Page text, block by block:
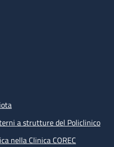
a strutture del Policlinico
nella Clinica COREC